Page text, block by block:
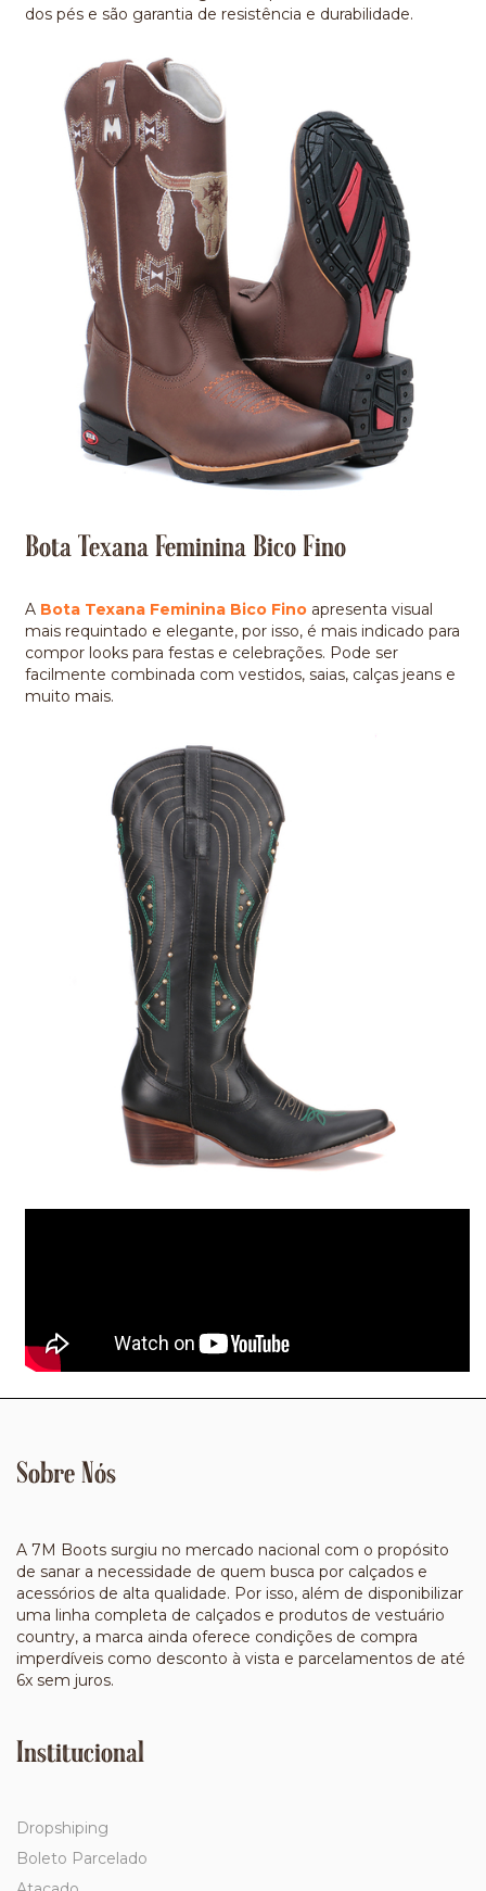
dos pés e são garantia de resistência e durabilidade.
Bota Texana Feminina Bico Fino
A Bota Texana Feminina Bico Fino apresenta visual
mais requintado e elegante, por isso, é mais indicado para
compor looks para festas e celebrações. Pode ser
facilmente combinada com vestidos, saias, calças jeans e
muito mais.
Sobre Nós
A 7M Boots surgiu no mercado nacional com o propósito
de sanar a necessidade de quem busca por calçados e
acessórios de alta qualidade. Por isso, além de disponibilizar
uma linha completa de calçados e produtos de vestuário
country, a marca ainda oferece condições de compra
imperdíveis como desconto à vista e parcelamentos de até
6x sem juros.
Institucional
Dropshiping
Boleto Parcelado